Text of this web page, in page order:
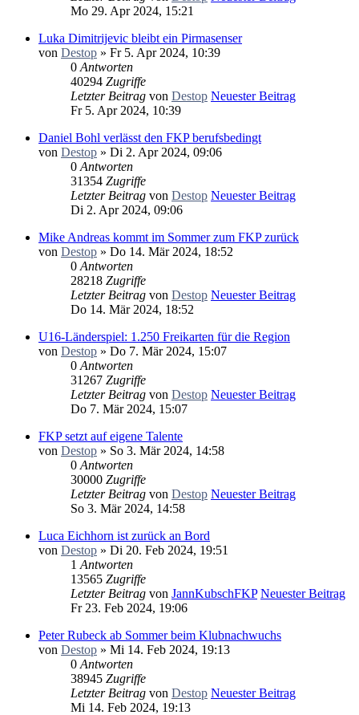
Mo 29. Apr 2024, 15:21
Luka Dimitrijevic bleibt ein Pirmasenser
von Destop » Fr 5. Apr 2024, 10:39
0 Antworten
40294 Zugriffe
Letzter Beitrag von Destop Neuester Beitrag
Fr 5. Apr 2024, 10:39
Daniel Bohl verlässt den FKP berufsbedingt
von Destop » Di 2. Apr 2024, 09:06
0 Antworten
31354 Zugriffe
Letzter Beitrag von Destop Neuester Beitrag
Di 2. Apr 2024, 09:06
Mike Andreas kommt im Sommer zum FKP zurück
von Destop » Do 14. Mär 2024, 18:52
0 Antworten
28218 Zugriffe
Letzter Beitrag von Destop Neuester Beitrag
Do 14. Mär 2024, 18:52
U16-Länderspiel: 1.250 Freikarten für die Region
von Destop » Do 7. Mär 2024, 15:07
0 Antworten
31267 Zugriffe
Letzter Beitrag von Destop Neuester Beitrag
Do 7. Mär 2024, 15:07
FKP setzt auf eigene Talente
von Destop » So 3. Mär 2024, 14:58
0 Antworten
30000 Zugriffe
Letzter Beitrag von Destop Neuester Beitrag
So 3. Mär 2024, 14:58
Luca Eichhorn ist zurück an Bord
von Destop » Di 20. Feb 2024, 19:51
1 Antworten
13565 Zugriffe
Letzter Beitrag von JannKubschFKP Neuester Beitrag
Fr 23. Feb 2024, 19:06
Peter Rubeck ab Sommer beim Klubnachwuchs
von Destop » Mi 14. Feb 2024, 19:13
0 Antworten
38945 Zugriffe
Letzter Beitrag von Destop Neuester Beitrag
Mi 14. Feb 2024, 19:13